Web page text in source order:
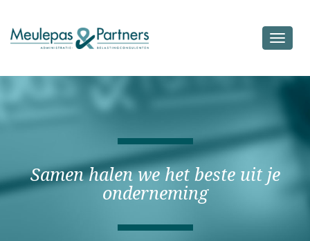
Toggle
Samen halen we het beste uit je
onderneming